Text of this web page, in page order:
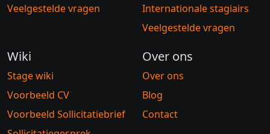
Veelgestelde vragen
Internationale stagiairs
Veelgestelde vragen
Wiki
Stage wiki
Voorbeeld CV
Voorbeeld Sollicitatiebrief
Over ons
Over ons
Blog
Contact